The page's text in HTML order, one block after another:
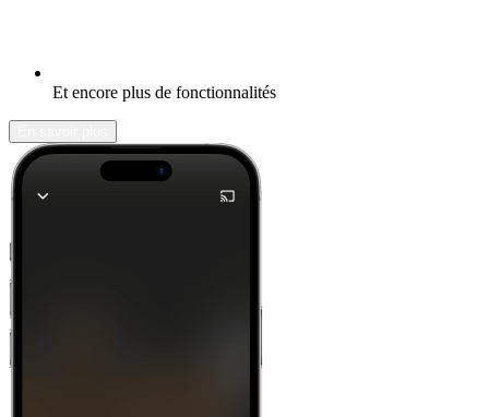
Et encore plus de fonctionnalités